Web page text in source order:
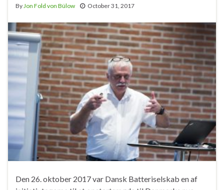
ByJon Fold von Bülow October 31, 2017
Den 26. oktober 2017 var Dansk Batteriselskab en af